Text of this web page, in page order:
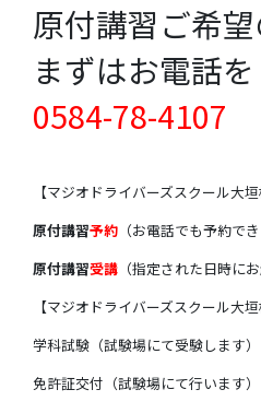
原付講習ご希望
まずはお電話を
0584-78-4107
【マジオドライバーズスクール大
原付講習予約 （お電話でも予約でき
原付講習受講 （指定された日時に
【マジオドライバーズスクール大
学科試験（試験場にて受験します）
免許証交付（試験場にて行います）